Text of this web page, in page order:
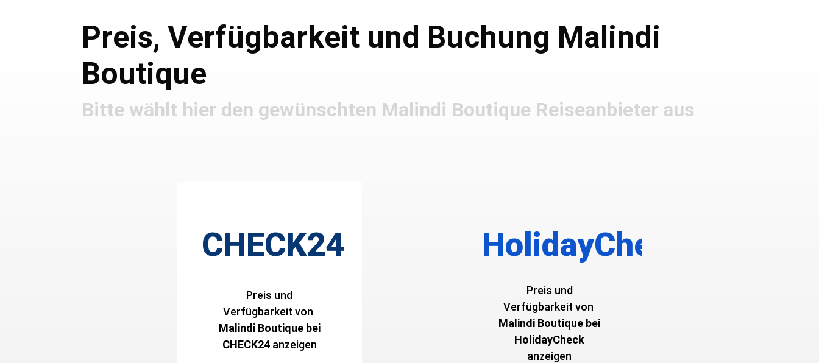
Preis, Verfügbarkeit und Buchung Malindi
Boutique
Bitte wählt hier den gewünschten Malindi Boutique Reiseanbieter aus
CHECK24
Preis und
Verfügbarkeit von ­
Malindi Boutique bei
CHECK24 anzeigen
HolidayCheck
Preis und
Verfügbarkeit von ­
Malindi Boutique bei
HolidayCheck
anzeigen